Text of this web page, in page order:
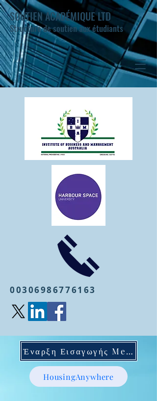
00306986776163
SOUTIEN ACADÉMIQUE LTD
Structure de soutien aux étudiants
Έναρξη Εισαγωγής Mentoring
HousingAnywhere